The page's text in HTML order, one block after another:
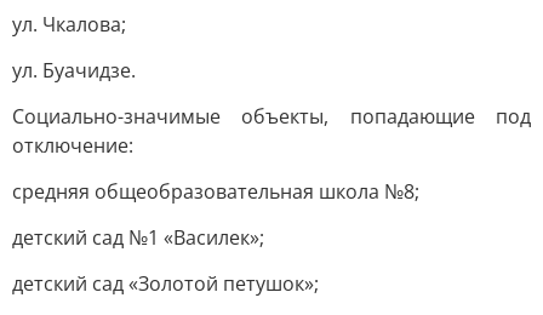
ул. Чкалова;
ул. Буачидзе.
Социально-значимые объекты, попадающие под
отключение:
средняя общеобразовательная школа №8;
детский сад №1 «Василек»;
детский сад «Золотой петушок»;